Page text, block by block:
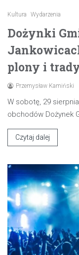
Kultura Wydarzenia
Dożynki
plony i
Przemysław Kamiński
W sobotę, 29
obchodów Dożynek
Czytaj dalej